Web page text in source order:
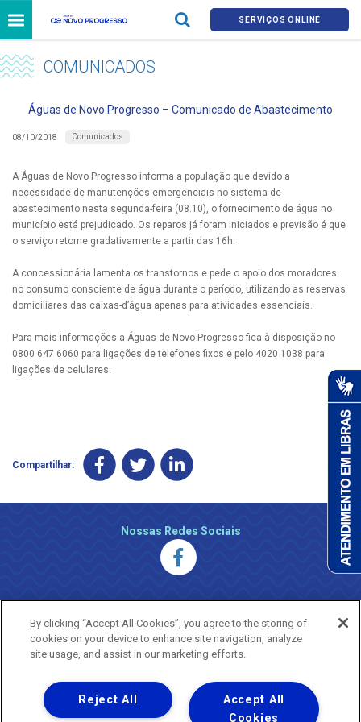
SERVIÇOS ONLINE
COMUNICADOS
Águas de Novo Progresso – Comunicado de Abastecimento
08/10/2018 Comunicados
A Águas de Novo Progresso informa a população que devido a
necessidade de manutenções emergenciais no sistema de
abastecimento nesta segunda-feira (08.10), o fornecimento de água no
município está prejudicado. Os reparos já foram iniciados e previsão é que
o serviço retorne gradativamente a partir das 16h.
A concessionária lamenta os transtornos e pede o apoio dos moradores
no consumo consciente de água durante o período, utilizando as reservas
domiciliares das caixas-d’água apenas para atividades essenciais.
Para mais informações a Águas de Novo Progresso fica à disposição no
0800 647 6060 para ligações de telefones fixos e pelo 4020 1038 para
ligações de celulares.
Compartilhar:
Nossas Redes Sociais
Uma empresa
Copyright ® 2026 - Todos os Direitos Reservados.
By clicking “Accept All Cookies”, you agree to the storing of
cookies on your device to enhance site navigation, analyze
site usage, and assist in our marketing efforts.
Accept All
Cookies
Reject All